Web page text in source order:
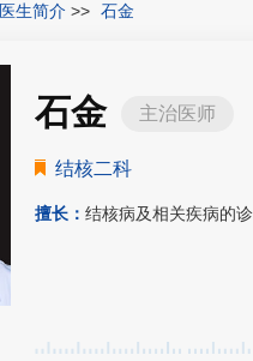
医生简介 >> 石金
石金 主治医师
结核二科
擅长： 结核病及相关疾病的